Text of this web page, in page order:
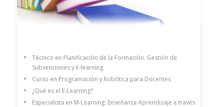
Técnico en Planificación de la Formación. Gestión de
Subvenciones y E-learning
Curso en Programación y Robótica para Docentes
¿Qué es el E-Learning?
Especialista en M-Learning: Enseñanza Aprendizaje a través